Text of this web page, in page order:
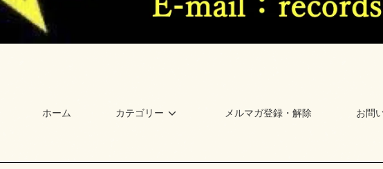
ホーム カテゴリー メルマガ登録・解除 お問